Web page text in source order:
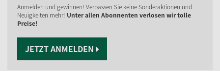
Anmelden und gewinnen! Verpassen Sie keine Sonderaktionen und
Neuigkeiten mehr! Unter allen Abonnenten verlosen wir tolle
Preise!
JETZT ANMELDEN